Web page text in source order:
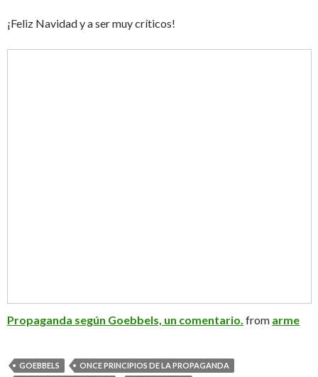
¡Feliz Navidad y a ser muy críticos!
Propaganda según Goebbels, un comentario. from arme
GOEBBELS
ONCE PRINCIPIOS DE LA PROPAGANDA